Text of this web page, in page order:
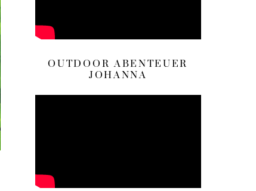
OUTDOOR ABENTEUER
JOHANNA